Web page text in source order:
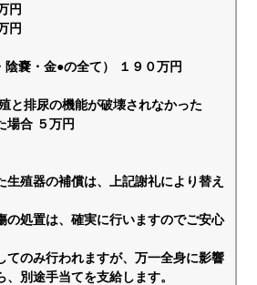
円
円
嚢・金●の全て） １９０万円
と排尿の機能が破壊されなかった
場合 ５万円
殖器の補償は、上記謝礼により替え
処置は、確実に行いますのでご安心
のみ行われますが、万一全身に影響
別途手当てを支給します。